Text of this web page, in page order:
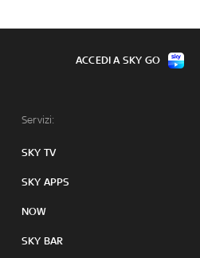
Servizi:
SKY TV
SKY APPS
NOW
SKY BAR
ACCEDI A SKY GO